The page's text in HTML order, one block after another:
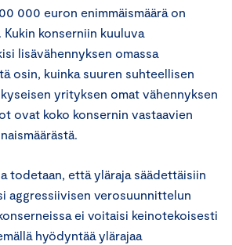
000 euron enimmäismäärä on
konserniin kuuluva
lisävähennyksen omassa
osin, kuinka suuren suhteellisen
yrityksen omat vähennyksen
ovat koko konsernin vastaavien
todetaan, että yläraja säädettäisiin
aggressiivisen verosuunnittelun
ei voitaisi keinotekoisesti
hyödyntää ylärajaa